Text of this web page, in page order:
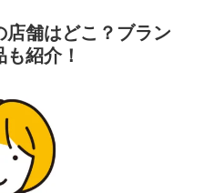
舗はどこ？ブラン
紹介！